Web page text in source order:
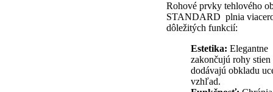
Rohové prvky tehlového
STANDARD plnia
dôležitých funkcií:
Estetika: Elegantne
zakončujú rohy stien
dodávajú obkladu
vzhľad.